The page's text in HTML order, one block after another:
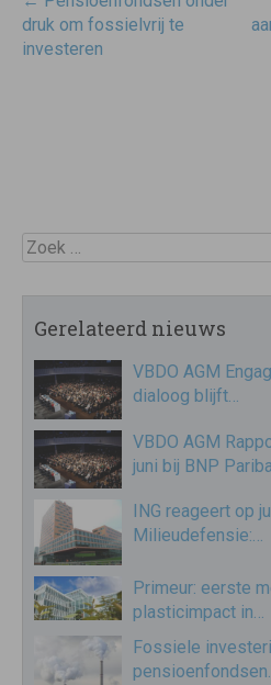
navigatie
druk om fossielvrij te
investeren
Zoek
Gerelateerd nieuws
VBDO AGM
dialoog blijft…
VBDO AGM
juni bij BNP
ING reageert op
Milieudefensie:…
Primeur: eerste
plasticimpact in…
Fossiele